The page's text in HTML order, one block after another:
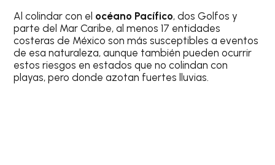
Al colindar con el océano Pacífico, dos Golfos y
parte del Mar Caribe, al menos 17 entidades
costeras de México son más susceptibles a eventos
de esa naturaleza, aunque también pueden ocurrir
estos riesgos en estados que no colindan con
playas, pero donde azotan fuertes lluvias.